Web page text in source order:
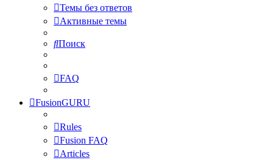
Темы без ответов
Активные темы
Поиск
FAQ
FusionGURU
Rules
Fusion FAQ
Articles